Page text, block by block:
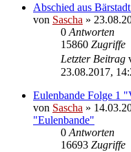
Abschied aus
von Sascha »
0 Antworten
15860 Zugriffe
Letzter Beitrag
23.08.2017,
Eulenbande Folge 1
von Sascha »
"Eulenbande"
0 Antworten
16693 Zugriffe